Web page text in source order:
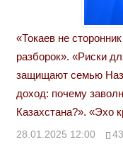
«Токаев не
разборок». «Риски
защищают семью
доход: почему
Казахстана?». «Эхо
28.01.2025 12:00